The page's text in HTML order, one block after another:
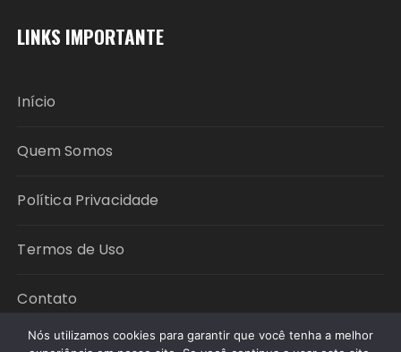
LINKS IMPORTANTE
Início
Quem Somos
Política Privacidade
Termos de Uso
Contato
Nós utilizamos cookies para garantir que você tenha a melhor